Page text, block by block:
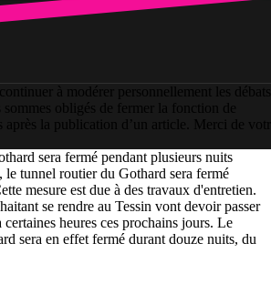
à modérer personnellement les débats
sommes obligés de fermer la fonction de
après la publication d’un article. Merci de
sera fermé pendant plusieurs nuits
le tunnel routier du Gothard sera fermé
mesure est due à des travaux d'entretien.
se rendre au Tessin vont devoir passer
heures ces prochains jours. Le
sera en effet fermé durant douze nuits, du